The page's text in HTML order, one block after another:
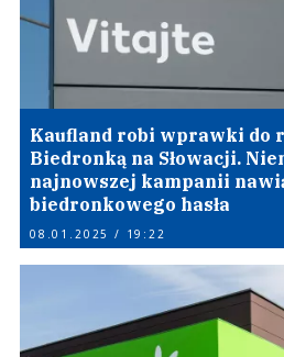
Kaufland robi wprawki do
Biedronką na Słowacji.
najnowszej kampanii
biedronkowego hasła
08.01.2025 / 19:22